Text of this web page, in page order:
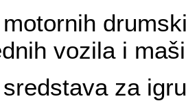
vozila i
za